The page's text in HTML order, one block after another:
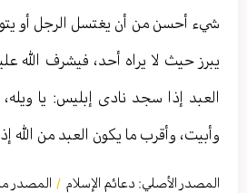
شيء أحسن من أن يغتسل الرجل أو
يبرز حيث لا يراه أحد، فيشرف الله
العبد إذا سجد نادى إبليس: يا
وأبيت، وأقرب ما يكون العبد من الله
المصدر الأصلي: دعائم الإسلام / المصدر